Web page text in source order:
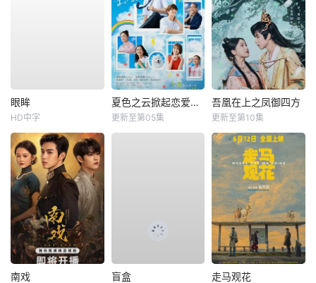
眼眸
HD中字
夏色之云掀起恋爱与风暴
更新至第05集
吾凰在上之凤御四方
更新至第10集
南戏 盲盒 走马观花